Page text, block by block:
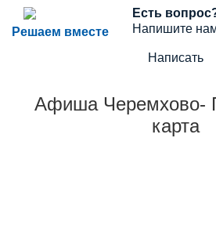
Решаем вместе
Есть
Напишите
Написать
Афиша Черемхово-
карта